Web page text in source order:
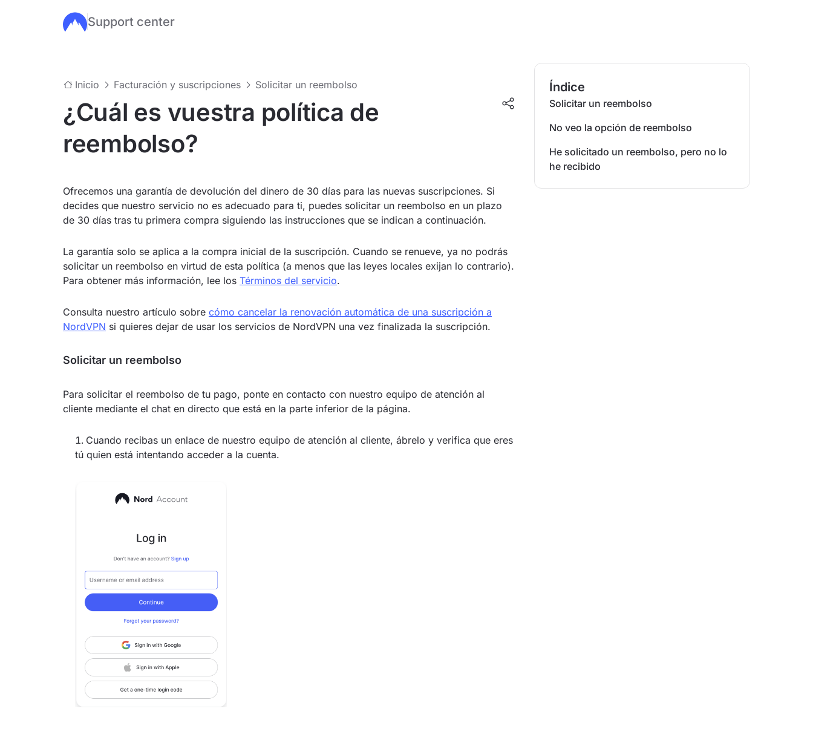
Ir al contenido principal
Support center
Inicio Facturación y suscripciones Solicitar un reembolso
¿Cuál es vuestra política de
reembolso?
Ofrecemos una garantía de devolución del dinero de 30 días para las nuevas suscripciones. Si
decides que nuestro servicio no es adecuado para ti, puedes solicitar un reembolso en un plazo
de 30 días tras tu primera compra siguiendo las instrucciones que se indican a continuación.
La garantía solo se aplica a la compra inicial de la suscripción. Cuando se renueve, ya no podrás
solicitar un reembolso en virtud de esta política (a menos que las leyes locales exijan lo contrario).
Para obtener más información, lee los Términos del servicio.
Consulta nuestro artículo sobre cómo cancelar la renovación automática de una suscripción a
NordVPN si quieres dejar de usar los servicios de NordVPN una vez finalizada la suscripción.
Solicitar un reembolso
Para solicitar el reembolso de tu pago, ponte en contacto con nuestro equipo de atención al
cliente mediante el chat en directo que está en la parte inferior de la página.
Cuando recibas un enlace de nuestro equipo de atención al cliente, ábrelo y verifica que eres
tú quien está intentando acceder a la cuenta.
Índice
Solicitar un reembolso
No veo la opción de reembolso
He solicitado un reembolso, pero no lo
he recibido